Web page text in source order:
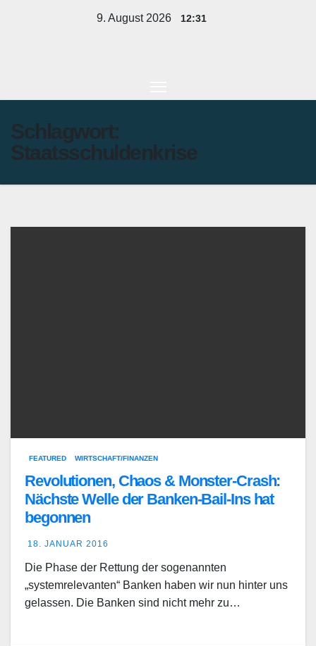
9. August 2026 12:31
Schlagwort:
Staatsschuldenkrise
FEATURED WIRTSCHAFT/FINANZEN
Revolutionen, Chaos & Monster-Crash:
Nächste Welle der Banken-Bail-Ins hat
begonnen
18. JANUAR 2016
Die Phase der Rettung der sogenannten
„systemrelevanten“ Banken haben wir nun hinter uns
gelassen. Die Banken sind nicht mehr zu…